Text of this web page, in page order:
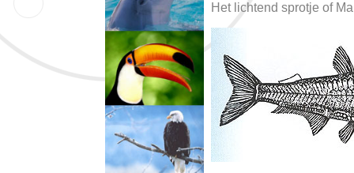
Het lichtend sprotje of